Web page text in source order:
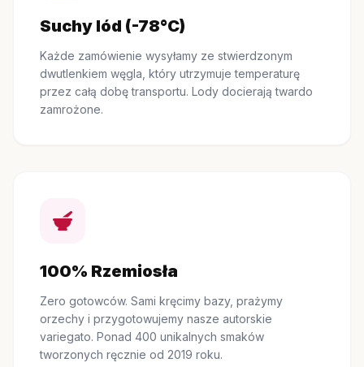
Suchy lód (-78°C)
Każde zamówienie wysyłamy ze stwierdzonym
dwutlenkiem węgla, który utrzymuje temperaturę
przez całą dobę transportu. Lody docierają twardo
zamrożone.
100% Rzemiosła
Zero gotowców. Sami kręcimy bazy, prażymy
orzechy i przygotowujemy nasze autorskie
variegato. Ponad 400 unikalnych smaków
tworzonych ręcznie od 2019 roku.